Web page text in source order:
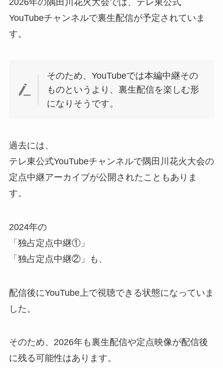
2026年の隅田川花火大会では、テレ東公式
YouTubeチャンネルで裏生配信が予定されていま
す。
そのため、YouTubeでは本編中継その
ものというより、裏生配信を楽しむ形
になりそうです。
過去には、
テレ東公式YouTubeチャンネルで隅田川花火大会の
定点中継アーカイブが公開されたこともありま
す。
2024年の
「独占定点中継①」
「独占定点中継②」も、
配信後にYouTube上で視聴できる状態になっていま
した。
そのため、2026年も裏生配信や定点映像が配信後
に残る可能性はあります。